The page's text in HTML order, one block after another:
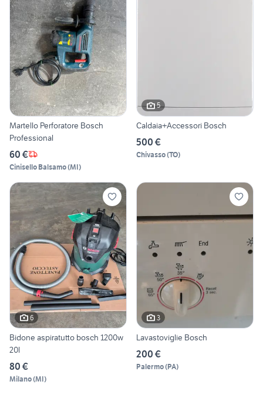
Martello Perforatore Bosch
Professional
60 €
Cinisello Balsamo(MI)
5
Caldaia+Accessori Bosch
500 €
Chivasso(TO)
6
Bidone aspiratutto bosch 1200w
20l
80 €
Milano(MI)
3
Lavastoviglie Bosch
200 €
Palermo(PA)